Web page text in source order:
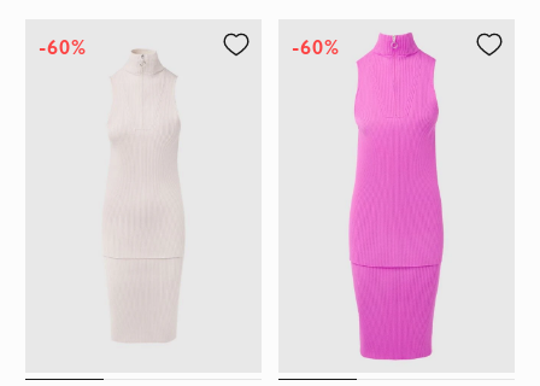
-60% -60%